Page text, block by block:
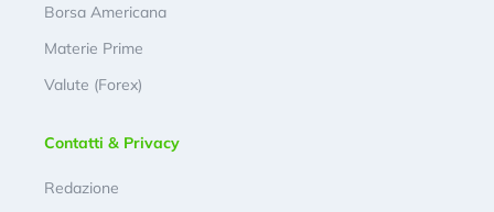
Borsa Americana
Materie Prime
Valute (Forex)
Contatti & Privacy
Redazione